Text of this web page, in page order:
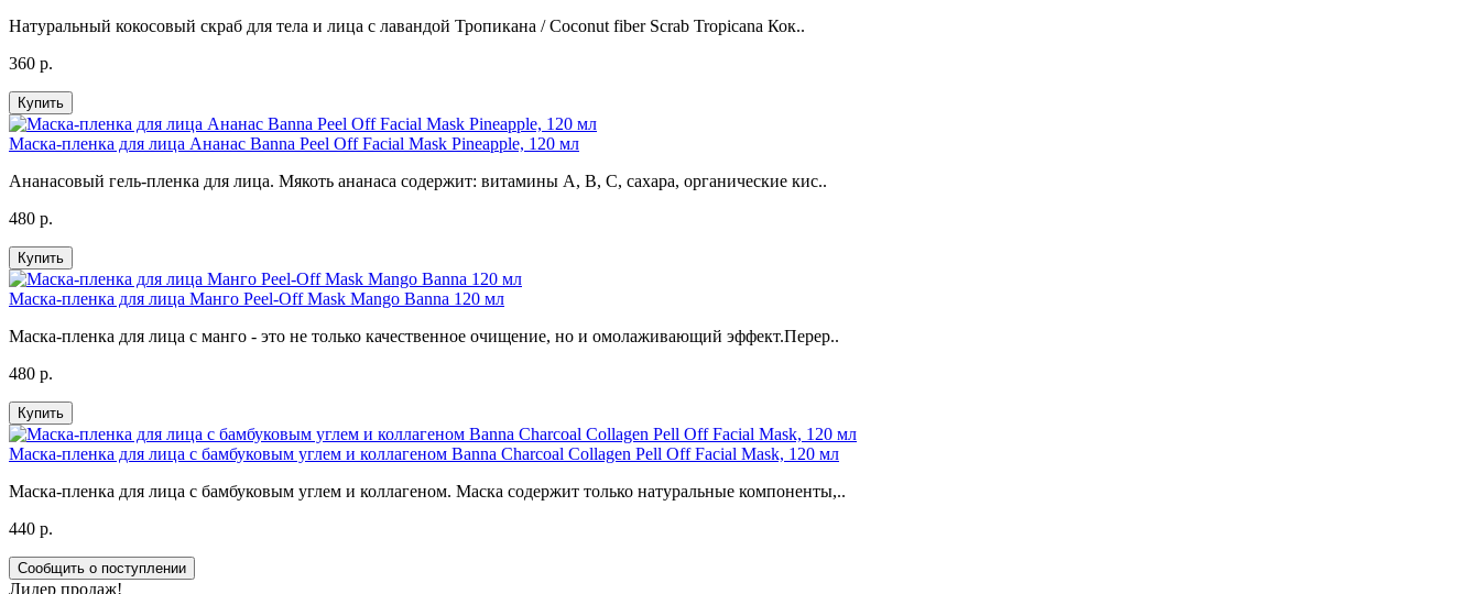
Натуральный кокосовый скраб для тела и лица с лавандой Тропикана / Сосоnut fiber Scrab Tropicana Кок..
360 р.
Купить
Маска-пленка для лица Ананас Banna Peel Off Facial Mask Pineapple, 120 мл
Ананасовый гель-пленка для лица. Мякоть ананаса содержит: витамины А, В, С, сахара, органические кис..
480 р.
Купить
Маска-пленка для лица Манго Peel-Off Mask Mango Banna 120 мл
Маска-пленка для лица с манго - это не только качественное очищение, но и омолаживающий эффект.Перер..
480 р.
Купить
Маска-пленка для лица с бамбуковым углем и коллагеном Banna Charcoal Collagen Pell Off Facial Mask, 120 мл
Маска-пленка для лица с бамбуковым углем и коллагеном. Маска содержит только натуральные компоненты,..
440 р.
Сообщить о поступлении
Лидер продаж!